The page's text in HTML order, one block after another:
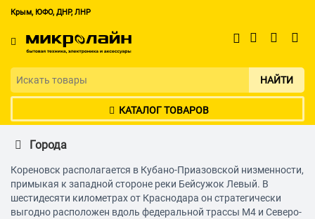
Крым, ЮФО, ДНР, ЛНР
НАЙТИ
КАТАЛОГ ТОВАРОВ
Города
Кореновск располагается в Кубано-Приазовской низменности,
примыкая к западной стороне реки Бейсужок Левый. В
шестидесяти километрах от Краснодара он стратегически
выгодно расположен вдоль федеральной трассы M4 и Северо-